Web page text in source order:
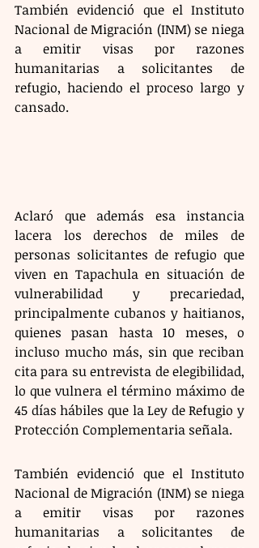
También evidenció que el Instituto
Nacional de Migración (INM) se niega
a emitir visas por razones
humanitarias a solicitantes de
refugio, haciendo el proceso largo y
cansado.
Aclaró que además esa instancia
lacera los derechos de miles de
personas solicitantes de refugio que
viven en Tapachula en situación de
vulnerabilidad y precariedad,
principalmente cubanos y haitianos,
quienes pasan hasta 10 meses, o
incluso mucho más, sin que reciban
cita para su entrevista de elegibilidad,
lo que vulnera el término máximo de
45 días hábiles que la Ley de Refugio y
Protección Complementaria señala.
También evidenció que el Instituto
Nacional de Migración (INM) se niega
a emitir visas por razones
humanitarias a solicitantes de